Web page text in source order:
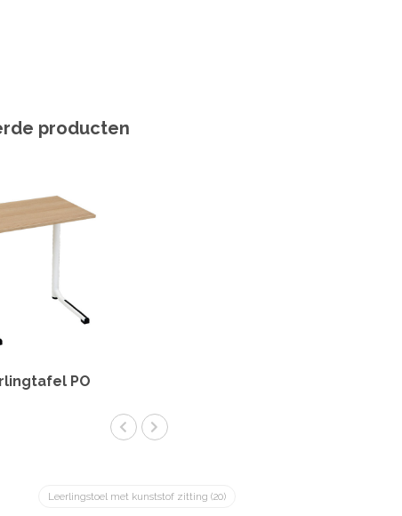
producten
PO
Leerlingstoel met kunststof zitting (20)